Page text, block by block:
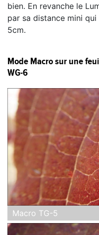
bien. En revanche le
par sa distance mini
5cm.
Mode Macro sur une
WG-6
Macro TG-5